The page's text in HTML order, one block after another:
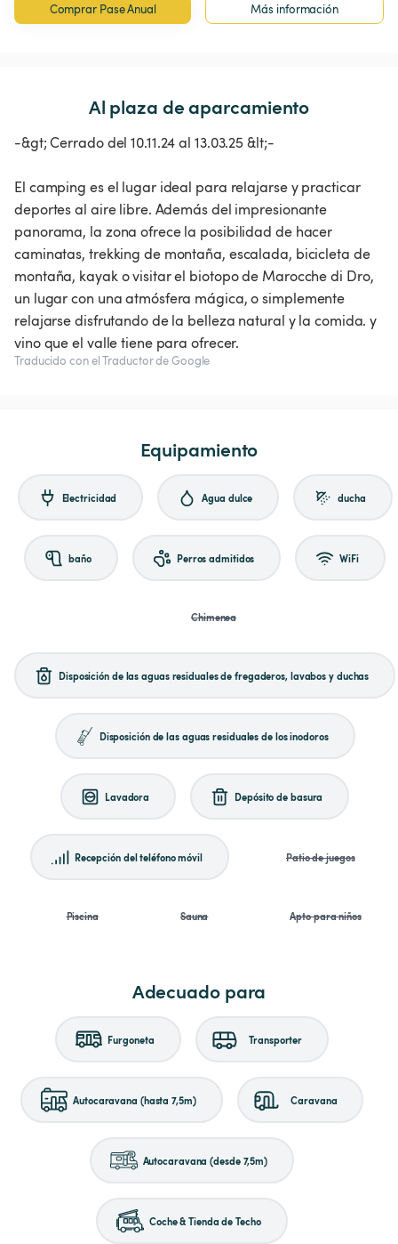
Comprar Pase Anual Más información
Al plaza de aparcamiento
-&gt; Cerrado del 10.11.24 al 13.03.25 &lt;-
El camping es el lugar ideal para relajarse y practicar
deportes al aire libre. Además del impresionante
panorama, la zona ofrece la posibilidad de hacer
caminatas, trekking de montaña, escalada, bicicleta de
montaña, kayak o visitar el biotopo de Marocche di Dro,
un lugar con una atmósfera mágica, o simplemente
relajarse disfrutando de la belleza natural y la comida. y
vino que el valle tiene para ofrecer.
Traducido con el Traductor de Google
Equipamiento
Electricidad Agua dulce ducha
baño Perros admitidos WiFi
Chimenea
Disposición de las aguas residuales de fregaderos, lavabos y duchas
Disposición de las aguas residuales de los inodoros
Lavadora Depósito de basura
Recepción del teléfono móvil Patio de juegos
Piscina Sauna Apto para niños
Adecuado para
Furgoneta Transporter
Autocaravana (hasta 7,5m) Caravana
Autocaravana (desde 7,5m)
Coche & Tienda de Techo